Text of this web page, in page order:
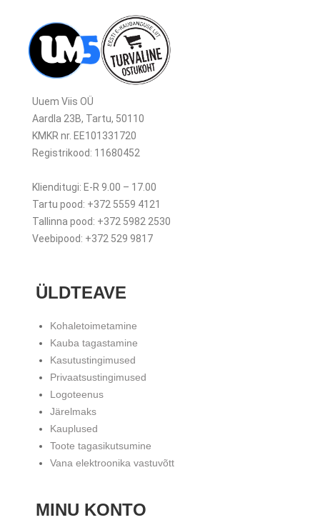
Uuem Viis OÜ
Aardla 23B, Tartu, 50110
KMKR nr. EE101331720
Registrikood: 11680452
Klienditugi: E-R 9.00 – 17.00
Tartu pood: +372 5559 4121
Tallinna pood: +372 5982 2530
Veebipood: +372 529 9817
ÜLDTEAVE
Kohaletoimetamine
Kauba tagastamine
Kasutustingimused
Privaatsustingimused
Logoteenus
Järelmaks
Kauplused
Toote tagasikutsumine
Vana elektroonika vastuvõtt
MINU KONTO